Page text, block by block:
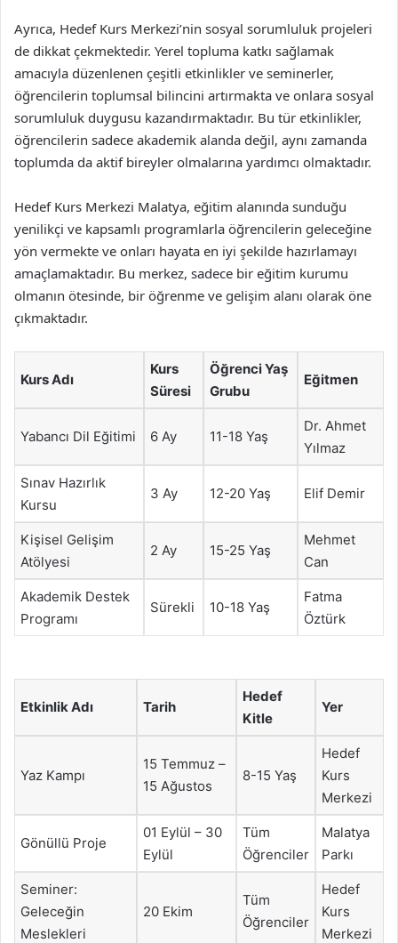
Ayrıca, Hedef Kurs Merkezi’nin sosyal sorumluluk projeleri
de dikkat çekmektedir. Yerel topluma katkı sağlamak
amacıyla düzenlenen çeşitli etkinlikler ve seminerler,
öğrencilerin toplumsal bilincini artırmakta ve onlara sosyal
sorumluluk duygusu kazandırmaktadır. Bu tür etkinlikler,
öğrencilerin sadece akademik alanda değil, aynı zamanda
toplumda da aktif bireyler olmalarına yardımcı olmaktadır.
Hedef Kurs Merkezi Malatya, eğitim alanında sunduğu
yenilikçi ve kapsamlı programlarla öğrencilerin geleceğine
yön vermekte ve onları hayata en iyi şekilde hazırlamayı
amaçlamaktadır. Bu merkez, sadece bir eğitim kurumu
olmanın ötesinde, bir öğrenme ve gelişim alanı olarak öne
çıkmaktadır.
Kurs Adı
Kurs
Süresi
Öğrenci Yaş
Grubu
Eğitmen
Yabancı Dil Eğitimi 6 Ay 11-18 Yaş
Dr. Ahmet
Yılmaz
Sınav Hazırlık
Kursu
3 Ay 12-20 Yaş Elif Demir
Kişisel Gelişim
Atölyesi
2 Ay 15-25 Yaş
Mehmet
Can
Akademik Destek
Programı
Sürekli 10-18 Yaş
Fatma
Öztürk
Etkinlik Adı Tarih
Hedef
Kitle
Yer
Yaz Kampı
15 Temmuz –
15 Ağustos
8-15 Yaş
Hedef
Kurs
Merkezi
Gönüllü Proje
01 Eylül – 30
Eylül
Tüm
Öğrenciler
Malatya
Parkı
Seminer:
Geleceğin
Meslekleri
20 Ekim
Tüm
Öğrenciler
Hedef
Kurs
Merkezi